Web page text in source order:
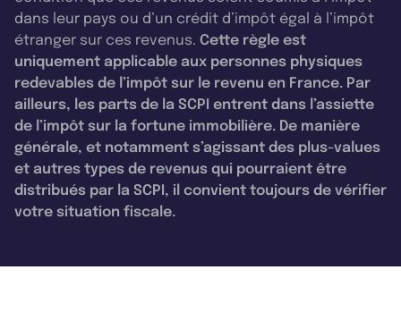
dans leur pays ou d’un crédit d’impôt égal à l’impôt
étranger sur ces revenus. Cette règle est
uniquement applicable aux personnes physiques
redevables de l’impôt sur le revenu en France. Par
ailleurs, les parts de la SCPI entrent dans l’assiette
de l’impôt sur la fortune immobilière. De manière
générale, et notamment s’agissant des plus-values
et autres types de revenus qui pourraient être
distribués par la SCPI, il convient toujours de vérifier
votre situation fiscale.